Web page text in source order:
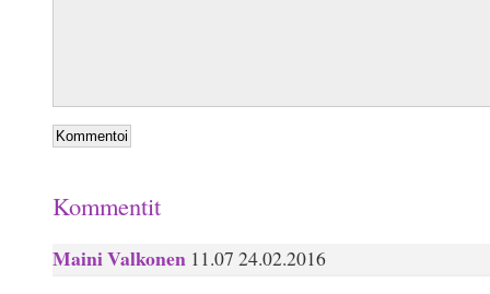
Kommentit
Maini Valkonen11.07 24.02.2016